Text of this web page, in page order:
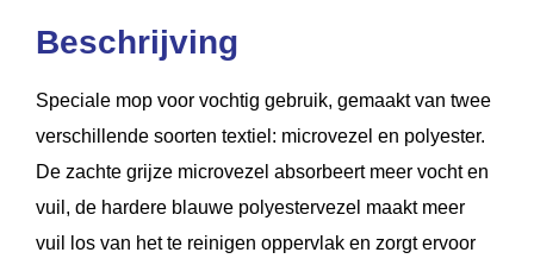
Beschrijving
Speciale mop voor vochtig gebruik, gemaakt van twee
verschillende soorten textiel: microvezel en polyester.
De zachte grijze microvezel absorbeert meer vocht en
vuil, de hardere blauwe polyestervezel maakt meer
vuil los van het te reinigen oppervlak en zorgt ervoor